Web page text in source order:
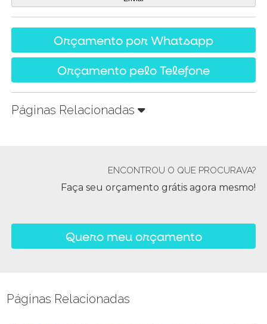
Orçamento por Whatsapp
Orçamento pelo Telefone
Páginas Relacionadas
ENCONTROU O QUE PROCURAVA?
Faça seu orçamento grátis agora mesmo!
Quero meu orçamento
Páginas Relacionadas